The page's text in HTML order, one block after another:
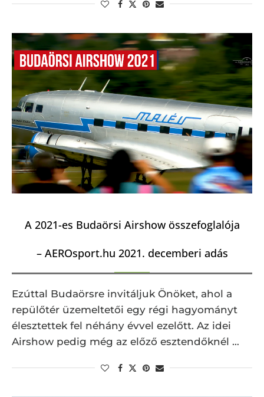
A 2021-es Budaörsi Airshow összefoglalója
– AEROsport.hu 2021. decemberi adás
Ezúttal Budaörsre invitáljuk Önöket, ahol a
repülőtér üzemeltetői egy régi hagyományt
élesztettek fel néhány évvel ezelőtt. Az idei
Airshow pedig még az előző esztendőknél …